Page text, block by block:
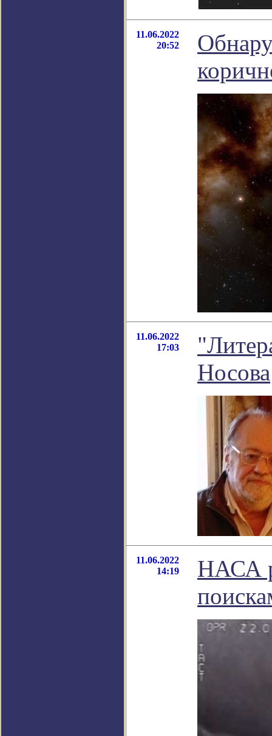
11.06.2022
20:52
11.06.2022
17:03
Носова
11.06.2022
14:19
НАСА